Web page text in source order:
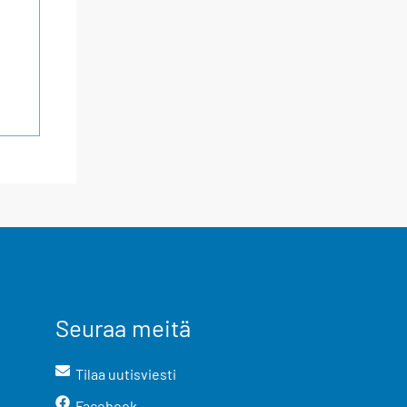
Seuraa meitä
Tilaa uutisviesti